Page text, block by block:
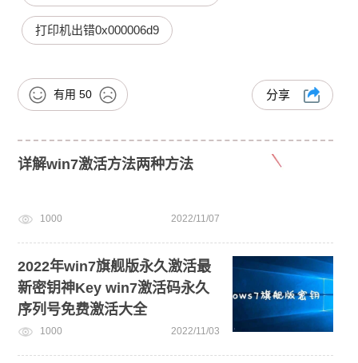
打印机出错0x000006d9
有用 50 分享
详解win7激活方法两种方法
1000 2022/11/07
2022年win7旗舰版永久激活最
新密钥神Key win7激活码永久
序列号免费激活大全
1000 2022/11/03